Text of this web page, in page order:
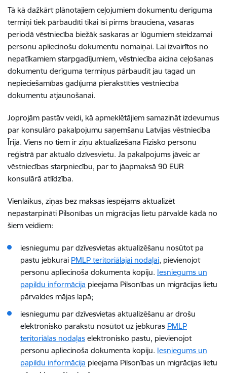
Tā kā dažkārt plānotajiem ceļojumiem dokumentu derīguma
termiņi tiek pārbaudīti tikai īsi pirms brauciena, vasaras
periodā vēstniecība biežāk saskaras ar lūgumiem steidzamai
personu apliecinošu dokumentu nomaiņai. Lai izvairītos no
nepatīkamiem starpgadījumiem, vēstniecība aicina ceļošanas
dokumentu derīguma termiņus pārbaudīt jau tagad un
nepieciešamības gadījumā pierakstīties vēstniecībā
dokumentu atjaunošanai.
Joprojām pastāv veidi, kā apmeklētājiem samazināt izdevumus
par konsulāro pakalpojumu saņemšanu Latvijas vēstniecība
Īrijā. Viens no tiem ir ziņu aktualizēšana Fizisko personu
reģistrā par aktuālo dzīvesvietu. Ja pakalpojums jāveic ar
vēstniecības starpniecību, par to jāapmaksā 90 EUR
konsulārā atlīdzība.
Vienlaikus, ziņas bez maksas iespējams aktualizēt
nepastarpināti Pilsonības un migrācijas lietu pārvaldē kādā no
šiem veidiem:
iesniegumu par dzīvesvietas aktualizēšanu nosūtot pa
pastu jebkurai PMLP teritoriālajai nodaļai, pievienojot
personu apliecinoša dokumenta kopiju. Iesniegums un
papildu informācija pieejama Pilsonības un migrācijas lietu
pārvaldes mājas lapā;
iesniegumu par dzīvesvietas aktualizēšanu ar drošu
elektronisko parakstu nosūtot uz jebkuras PMLP
teritoriālas nodaļas elektronisko pastu, pievienojot
personu apliecinoša dokumenta kopiju. Iesniegums un
papildu informācija pieejama Pilsonības un migrācijas lietu